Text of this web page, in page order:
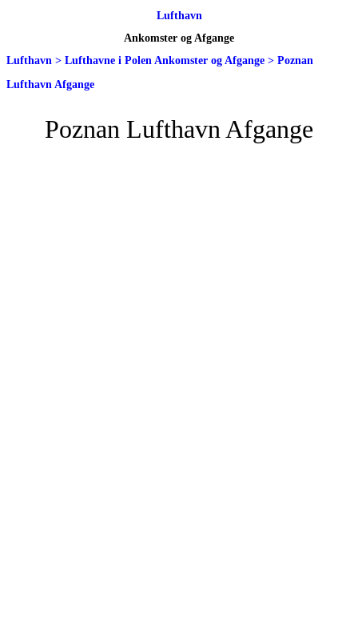
Lufthavn
Ankomster og Afgange
Lufthavn > Lufthavne i Polen Ankomster og Afgange > Poznan
Lufthavn Afgange
Poznan Lufthavn Afgange